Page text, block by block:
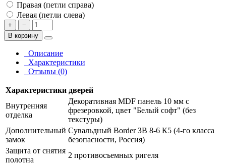
Правая (петли справа)
Левая (петли слева)
+
−
В корзину
Описание
Характеристики
Отзывы (0)
Характеристики дверей
Внутренняя
отделка
Декоративная MDF панель 10 мм с
фрезеровкой, цвет "Белый софт" (без
текстуры)
Дополнительный
замок
Сувальдный Border ЗВ 8-6 К5 (4-го класса
безопасности, Россия)
Защита от снятия
полотна
2 противосъемных ригеля